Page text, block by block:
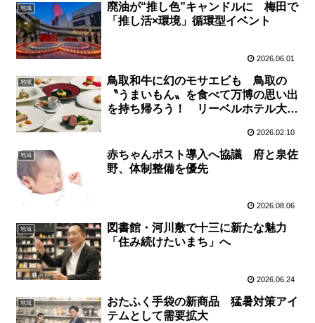
地域
廃油が“推し色”キャンドルに 梅田で
「推し活×環境」循環型イベント
2026.06.01
地域
鳥取和牛に幻のモサエビも 鳥取の
〝うまいもん〟を食べて万博の思い出
を持ち帰ろう！ リーベルホテル大阪
サンドパビリオン〟オープン記念」ア
フター万博企画
2026.02.10
地域
赤ちゃんポスト導入へ協議 府と泉佐
野、体制整備を優先
2026.08.06
地域
図書館・河川敷で十三に新たな魅力
「住み続けたいまち」へ
2026.06.24
地域
おたふく手袋の新商品 猛暑対策アイ
テムとして需要拡大